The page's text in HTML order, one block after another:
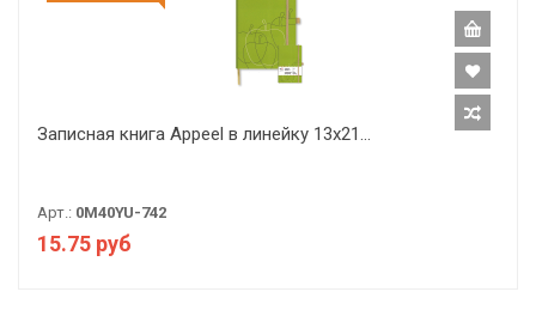
Записная книга Appeel в линейку 13х21...
Арт.: 0M40YU-742
15.75 руб